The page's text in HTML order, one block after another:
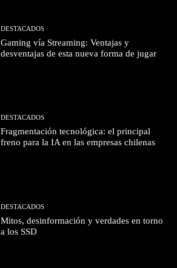
DESTACADOS
Gaming vía Streaming: Ventajas y
desventajas de esta nueva forma de jugar
DESTACADOS
Fragmentación tecnológica: el principal
freno para la IA en las empresas chilenas
DESTACADOS
Mitos, desinformación y verdades en torno
a los SSD